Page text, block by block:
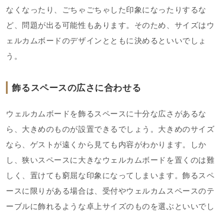
なくなったり、ごちゃごちゃした印象になったりするな
ど、問題が出る可能性もあります。そのため、サイズはウ
ェルカムボードのデザインとともに決めるといいでしょ
う。
飾るスペースの広さに合わせる
ウェルカムボードを飾るスペースに十分な広さがあるな
ら、大きめのものが設置できるでしょう。大きめのサイズ
なら、ゲストが遠くから見ても内容がわかります。しか
し、狭いスペースに大きなウェルカムボードを置くのは難
しく、置けても窮屈な印象になってしまいます。飾るスペ
ースに限りがある場合は、受付やウェルカムスペースのテ
ーブルに飾れるような卓上サイズのものを選ぶといいでし